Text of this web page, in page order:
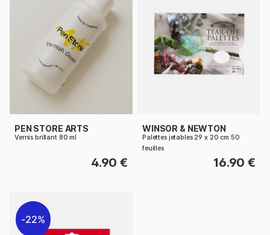
PEN STORE ARTS
Vernis brillant 80 ml
4.90 €
WINSOR & NEWTON
Palettes jetables 29 x 20 cm 50
feuilles
16.90 €
22%